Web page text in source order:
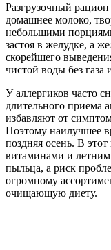
Разгрузочный
домашнее молоко,
небольшими
застоя в желудке, а
скорейшего
чистой воды без газа
У аллергиков часто
длительного приема
избавляют от
Поэтому наилучшее
поздняя осень. В
витаминами и летним
пыльца, а риск
огромному
очищающую диету.